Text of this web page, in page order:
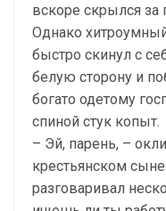
вскоре скрылся за
Однако
быстро скинул с
белую сторону и
богато одетому
спиной стук копыт.
– Эй, парень, –
крестьянском
разговаривал